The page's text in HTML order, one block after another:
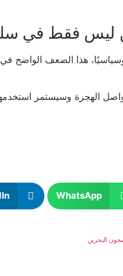
ليس فقط في
هذا الضعف الواضح في
الهجرة وسيستمر
WhatsApp
البحرين